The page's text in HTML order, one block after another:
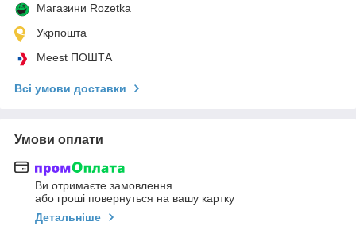
Магазини Rozetka
Укрпошта
Meest ПОШТА
Всі умови доставки
Умови оплати
Ви отримаєте замовлення
або гроші повернуться на вашу картку
Детальніше